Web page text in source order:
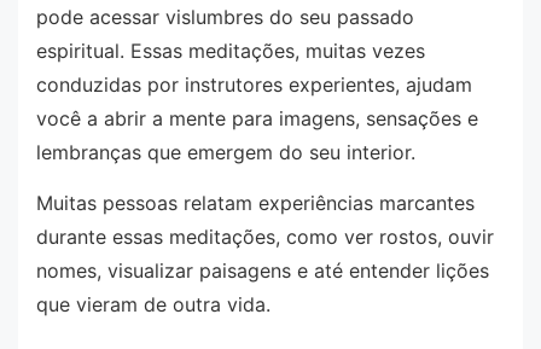
pode acessar vislumbres do seu passado
espiritual. Essas meditações, muitas vezes
conduzidas por instrutores experientes, ajudam
você a abrir a mente para imagens, sensações e
lembranças que emergem do seu interior.
Muitas pessoas relatam experiências marcantes
durante essas meditações, como ver rostos, ouvir
nomes, visualizar paisagens e até entender lições
que vieram de outra vida.